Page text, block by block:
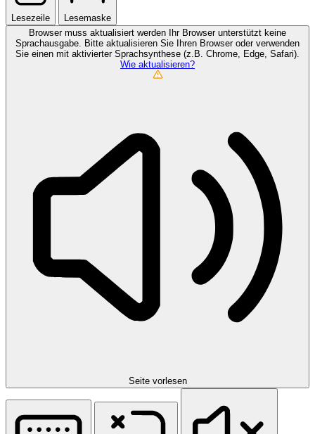
Lesezeile
Lesemaske
Browser muss aktualisiert werden Ihr Browser unterstützt keine
Sprachausgabe. Bitte aktualisieren Sie Ihren Browser oder verwenden
Sie einen mit aktivierter Sprachsynthese (z.B. Chrome, Edge, Safari).
Wie aktualisieren?
Seite vorlesen